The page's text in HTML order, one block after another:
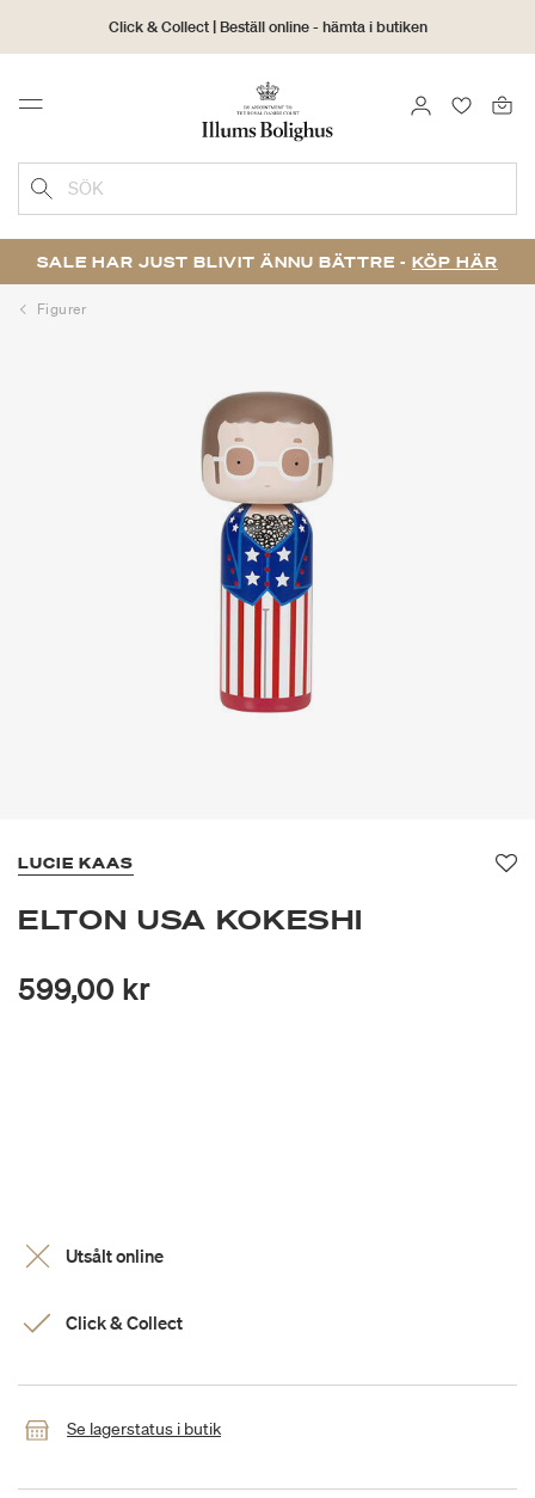
Click & Collect | Beställ online - hämta i butiken
30 dagars returrätt
Menu LOGGA IN
SÖK
SALE HAR JUST BLIVIT ÄNNU BÄTTRE - KÖP HÄR
Figurer
LUCIE KAAS
ELTON USA KOKESHI
599,00 kr
Utsålt online
Click & Collect
Se lagerstatus i butik